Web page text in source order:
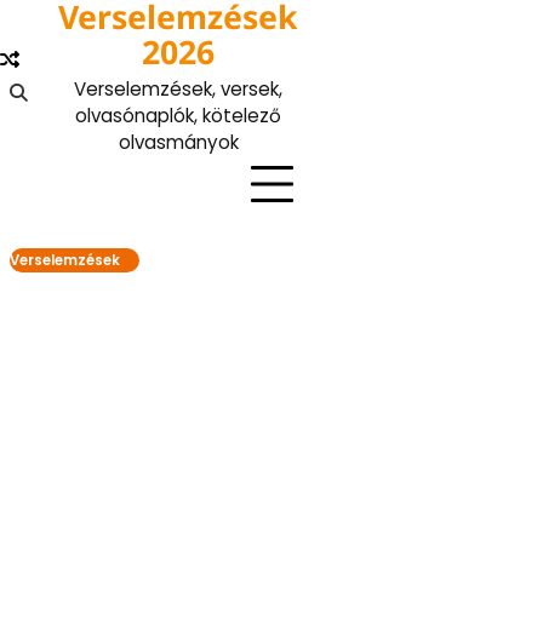
content
Verselemzések
2026
Verselemzések, versek,
olvasónaplók, kötelező
olvasmányok
Verselemzések